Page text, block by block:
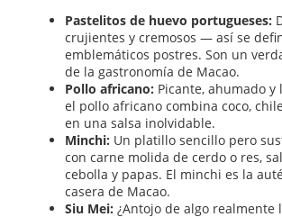
Pastelitos de huevo portugueses:
crujientes y cremosos — así se
emblemáticos postres. Son un
de la gastronomía de Macao.
Pollo africano: Picante, ahumado y
el pollo africano combina coco,
en una salsa inolvidable.
Minchi: Un platillo sencillo pero
con carne molida de cerdo o res,
cebolla y papas. El minchi es la
casera de Macao.
Siu Mei: ¿Antojo de algo realmente